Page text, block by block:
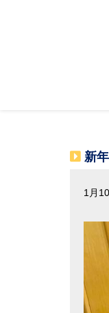
新
1月 10